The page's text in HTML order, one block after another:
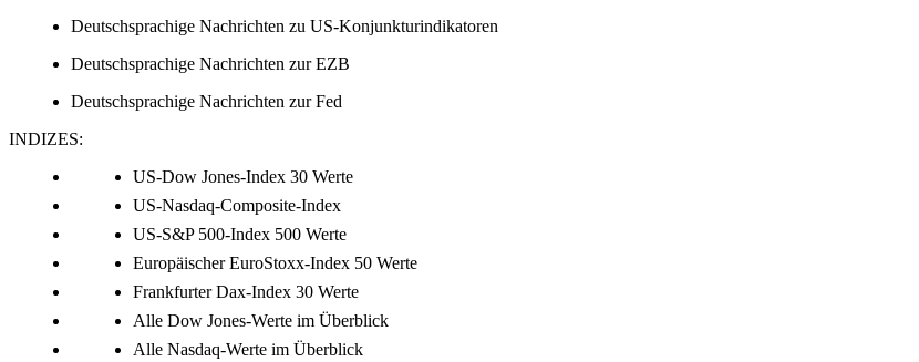
Deutschsprachige Nachrichten zu US-Konjunkturindikatoren
Deutschsprachige Nachrichten zur EZB
Deutschsprachige Nachrichten zur Fed
INDIZES:
US-Dow Jones-Index 30 Werte
US-Nasdaq-Composite-Index
US-S&P 500-Index 500 Werte
Europäischer EuroStoxx-Index 50 Werte
Frankfurter Dax-Index 30 Werte
Alle Dow Jones-Werte im Überblick
Alle Nasdaq-Werte im Überblick